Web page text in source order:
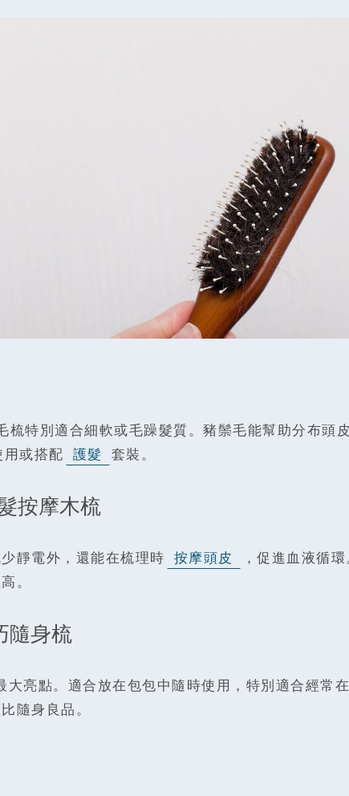
特別適合細軟或毛躁髮質。豬鬃毛能幫助分布頭
或搭配 護髮 套裝。
按摩木梳
靜電外，還能在梳理時 按摩頭皮
，促進血液循
。
隨身梳
亮點。適合放在包包中隨時使用，特別適合經常
隨身良品。